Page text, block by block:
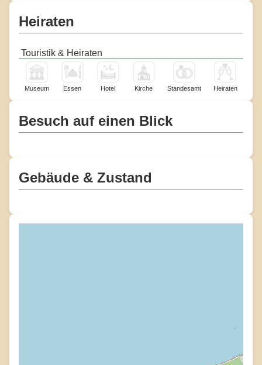
Heiraten
Touristik & Heiraten
Museum Essen Hotel Kirche Standesamt Heiraten
Besuch auf einen Blick
Gebäude & Zustand